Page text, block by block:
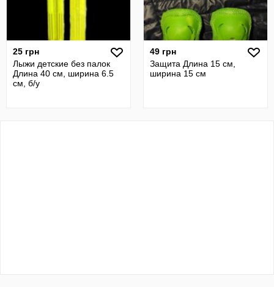
25 грн
Лыжи детские без палок
Длина 40 см, ширина 6.5
см, б/у
49 грн
Защита Длина 15 см,
ширина 15 см